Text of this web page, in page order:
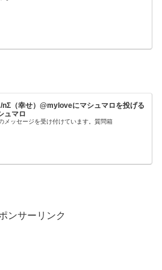
nΣ（幸せ）@myloveにマシュマロを投げる
ュマロ
メッセージを受け付けています。質問箱
ンサーリンク